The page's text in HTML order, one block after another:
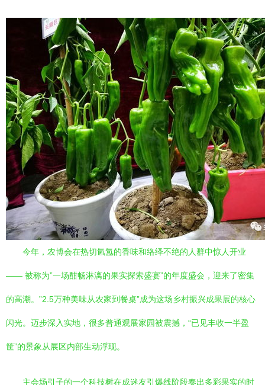
今年，农博会在热切氤氲的香味和络绎不绝的人群中惊人开业
—— 被称为”一场酣畅淋漓的果实探索盛宴”的年度盛会，迎来了密集
的高潮。”2.5万种美味从农家到餐桌”成为这场乡村振兴成果展的核心
闪光。迈步深入实地，很多普通观展家园被震撼，“已见丰收一半盈
筐”的景象从展区内部生动浮现。
主会场引子的一个科技树在成迷友引爆线阶段奏出多彩果实的时